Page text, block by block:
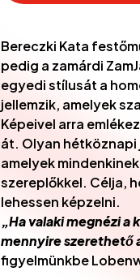
Bereczki Kata
pedig a zamárdi
egyedi stílusát a
jellemzik, amelyek
Képeivel arra
át. Olyan
amelyek
szereplőkkel. Célja,
lehessen képzelni.
„Ha valaki megnézi
mennyire szerethető
figyelmünkbe